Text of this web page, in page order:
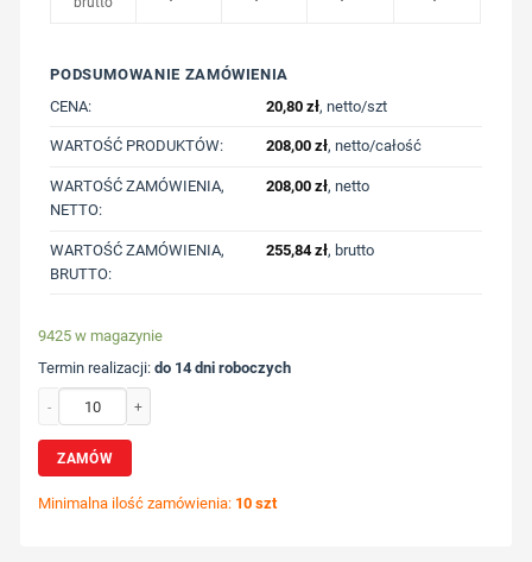
PODSUMOWANIE ZAMÓWIENIA
CENA:
20,80 zł, netto/szt
WARTOŚĆ PRODUKTÓW: 208,00 zł, netto/całość
WARTOŚĆ ZAMÓWIENIA,
NETTO:
208,00 zł, netto
WARTOŚĆ ZAMÓWIENIA,
BRUTTO:
255,84zł, brutto
9425 w magazynie
Termin realizacji:do 14 dni roboczych
ZAMÓW
Minimalna ilość zamówienia: 10 szt